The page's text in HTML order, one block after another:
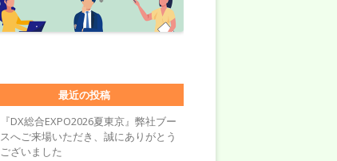
最近の投稿
『DX総合EXPO2026夏東京』弊社ブー
スへご来場いただき、誠にありがとう
ございました